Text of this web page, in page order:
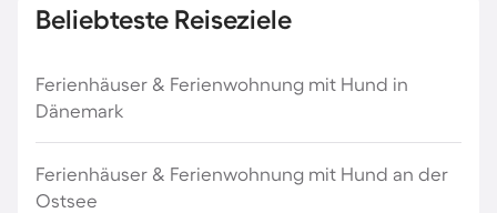
Beliebteste Reiseziele
Ferienhäuser & Ferienwohnung mit Hund in
Dänemark
Ferienhäuser & Ferienwohnung mit Hund an der
Ostsee